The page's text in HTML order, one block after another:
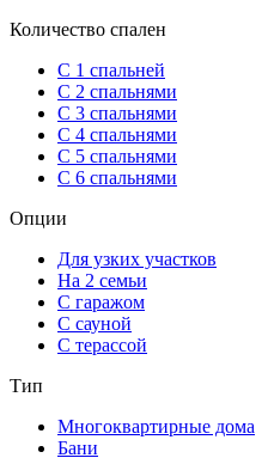
Количество спален
С 1 спальней
С 2 спальнями
С 3 спальнями
С 4 спальнями
С 5 спальнями
С 6 спальнями
Опции
Для узких участков
На 2 семьи
С гаражом
С сауной
С терассой
Тип
Многоквартирные дома
Бани